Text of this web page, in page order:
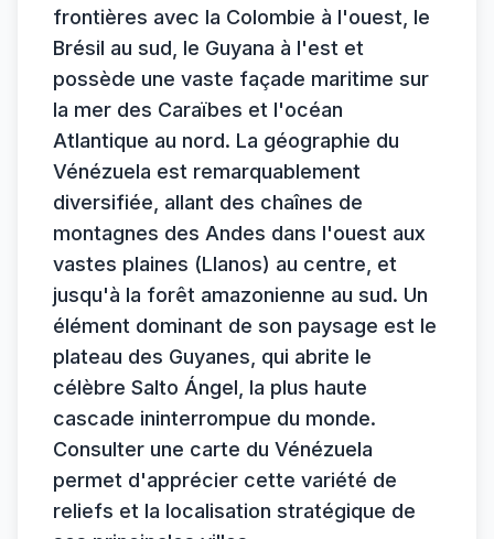
frontières avec la Colombie à l'ouest, le
Brésil au sud, le Guyana à l'est et
possède une vaste façade maritime sur
la mer des Caraïbes et l'océan
Atlantique au nord. La géographie du
Vénézuela est remarquablement
diversifiée, allant des chaînes de
montagnes des Andes dans l'ouest aux
vastes plaines (Llanos) au centre, et
jusqu'à la forêt amazonienne au sud. Un
élément dominant de son paysage est le
plateau des Guyanes, qui abrite le
célèbre Salto Ángel, la plus haute
cascade ininterrompue du monde.
Consulter une carte du Vénézuela
permet d'apprécier cette variété de
reliefs et la localisation stratégique de